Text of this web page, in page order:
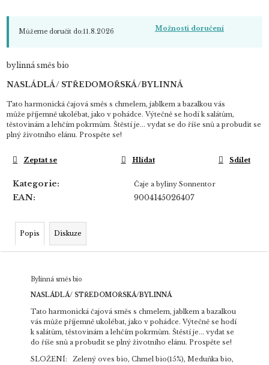
Můžeme doručit do:11.8.2026 Možnosti doručení
bylinná směs bio
NASLÁDLÁ/ STŘEDOMOŘSKÁ/BYLINNÁ
Tato harmonická čajová směs s chmelem, jablkem a bazalkou vás
může příjemně ukolébat, jako v pohádce. Výtečně se hodí k salátům,
těstovinám a lehčím pokrmům. Štěstí je... vydat se do říše snů a probudit se
plný životního elánu. Prospěte se!
Kategorie: Čaje a byliny Sonnentor
EAN: 9004145026407
Zeptat se Hlídat Sdílet
Popis Diskuze
Bylinná směs bio
NASLÁDLÁ/ STŘEDOMOŘSKÁ/BYLINNÁ
Tato harmonická čajová směs s chmelem, jablkem a bazalkou
vás může příjemně ukolébat, jako v pohádce. Výtečně se hodí
k salátům, těstovinám a lehčím pokrmům. Štěstí je... vydat se
do říše snů a probudit se plný životního elánu. Prospěte se!
SLOŽENÍ: Zelený oves bio, Chmel bio(15%), Meduňka bio,